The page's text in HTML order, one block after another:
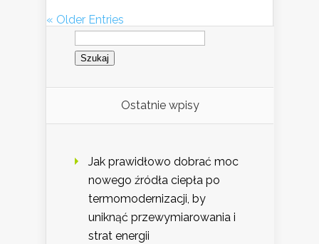
« Older Entries
Szukaj:
Ostatnie wpisy
Jak prawidłowo dobrać moc
nowego źródła ciepła po
termomodernizacji, by
uniknąć przewymiarowania i
strat energii